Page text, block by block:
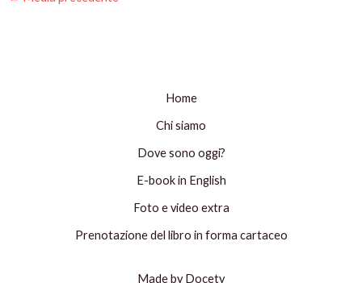
Home
Chi siamo
Dove sono oggi?
E-book in English
Foto e video extra
Prenotazione del libro in forma cartaceo
Made by Docety